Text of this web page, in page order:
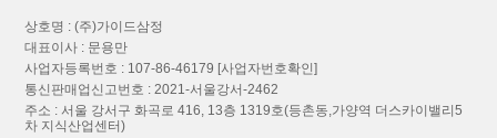
상호명 : (주)가이드삼정
대표이사 : 문용만
사업자등록번호 : 107-86-46179 [사업자번호확인]
통신판매업신고번호 : 2021-서울강서-2462
주소 : 서울 강서구 화곡로 416, 13층 1319호(등촌동,가양역 더스카이밸리5
차 지식산업센터)